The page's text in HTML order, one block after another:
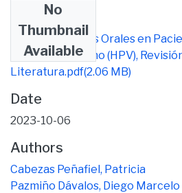
No
Thumbnail
Available
Manifestaciones Orales en
Papiloma Humano (HPV),
Literatura.pdf(2.06 MB)
Date
2023-10-06
Authors
Cabezas Peñafiel, Patricia
Pazmiño Dávalos, Diego Marcelo